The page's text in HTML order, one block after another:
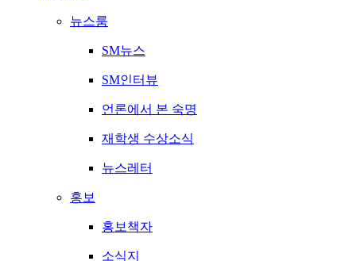
뉴스룸
SM뉴스
SM인터뷰
언론에서 본 숙명
재학생 수상소식
뉴스레터
홍보
홍보책자
소식지